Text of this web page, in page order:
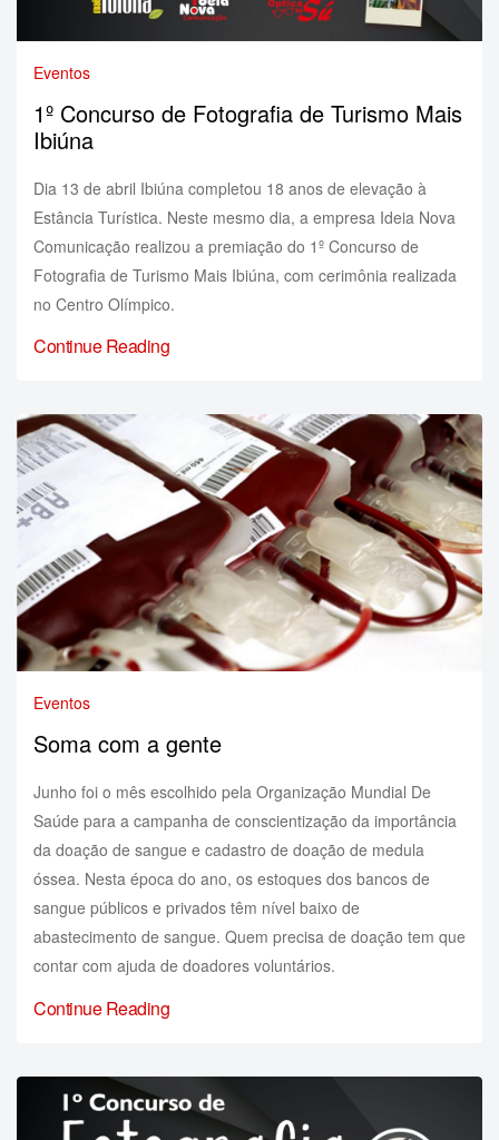
Eventos
1º Concurso de Fotografia de Turismo Mais
Ibiúna
Dia 13 de abril Ibiúna completou 18 anos de elevação à
Estância Turística. Neste mesmo dia, a empresa Ideia Nova
Comunicação realizou a premiação do 1º Concurso de
Fotografia de Turismo Mais Ibiúna, com cerimônia realizada
no Centro Olímpico.
Continue Reading
Eventos
Soma com a gente
Junho foi o mês escolhido pela Organização Mundial De
Saúde para a campanha de conscientização da importância
da doação de sangue e cadastro de doação de medula
óssea. Nesta época do ano, os estoques dos bancos de
sangue públicos e privados têm nível baixo de
abastecimento de sangue. Quem precisa de doação tem que
contar com ajuda de doadores voluntários.
Continue Reading